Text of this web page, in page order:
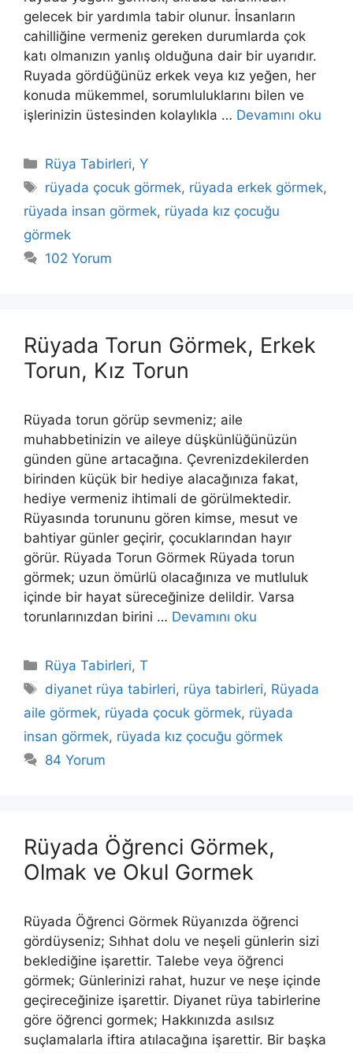
gelecek bir yardımla tabir olunur. İnsanların
cahilliğine vermeniz gereken durumlarda çok
katı ol­manızın yanlış olduğuna dair bir uyarıdır.
Ruyada gördüğünüz erkek veya kız yeğen, her
ko­nuda mükemmel, sorumluluklarını bilen ve
işlerinizin üstesinden kolaylıkla … Devamını oku
Kategoriler
Rüya Tabirleri,Y
Etiketler
rüyada çocuk görmek, rüyada erkek görmek,
rüyada insan görmek, rüyada kız çocuğu
görmek
102 Yorum
Rüyada Torun Görmek, Erkek
Torun, Kız Torun
Rüyada torun görüp sevmeniz; aile
muhabbetini­zin ve aileye düşkünlüğünüzün
günden güne artacağına. Çevrenizdekilerden
birinden küçük bir hediye alacağınıza fakat,
hediye ver­meniz ihtimali de görülmektedir.
Rüyasında torununu gören kimse, mesut ve
bahtiyar günler geçirir, çocuklarından hayır
görür. Rüyada Torun Görmek Rüyada torun
görmek; uzun ömürlü olacağınıza ve mutluluk
içinde bir hayat süreceğinize delildir. Varsa
torunlarınızdan birini … Devamını oku
Kategoriler
Rüya Tabirleri,T
Etiketler
diyanet rüya tabirleri, rüya tabirleri, Rüyada
aile görmek, rüyada çocuk görmek, rüyada
insan görmek, rüyada kız çocuğu görmek
84 Yorum
Rüyada Öğrenci Görmek,
Olmak ve Okul Gormek
Rüyada Öğrenci Görmek Rüyanızda öğrenci
gördüyseniz; Sıhhat dolu ve neşeli günlerin sizi
beklediğine işarettir. Talebe veya öğrenci
görmek; Günlerinizi rahat, huzur ve neşe içinde
geçireceğinize işarettir. Diyanet rüya tabirlerine
göre öğrenci gormek; Hakkınızda asılsız
suçlamalarla iftira atılacağına işarettir. Bir baş­ka